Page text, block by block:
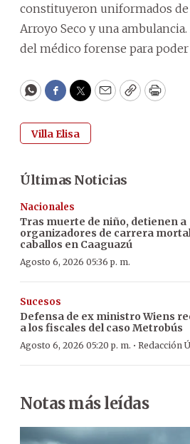
constituyeron uniformados de
Arroyo Seco y una
del médico forense para poder
WhatsApp
Facebook
Twitter
EmailCopyPrint
Villa Elisa
Últimas Noticias
Nacionales
Tras muerte de niño, detienen a
organizadores de carrera
caballos en Caaguazú
Agosto 6, 2026 05:36 p. m.
Sucesos
Defensa de ex ministro Wiens
a los fiscales del caso Metrobús
Agosto 6, 2026 05:20 p. m. · Redacción
Notas más leídas